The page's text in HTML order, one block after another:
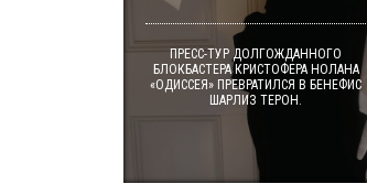
ПРЕСС-ТУР ДОЛГОЖДАННОГО
БЛОКБАСТЕРА КРИСТОФЕРА НОЛАНА
«ОДИССЕЯ» ПРЕВРАТИЛСЯ В БЕНЕФИС
ШАРЛИЗ ТЕРОН.